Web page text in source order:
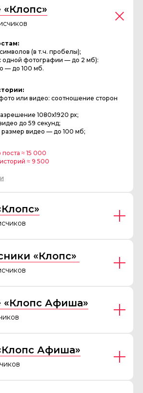
«Клопс»
(в т.ч. пробелы);
одной фотографии — до 2 мб):
— до 100 мб.
или видео: соотношение сторон
1080х1920 px;
до 59 секунд;
видео — до 100 мб;
≈ 15 000
≈ 9 500
«Клопс»
«Клопс Афиша»
Афиша»